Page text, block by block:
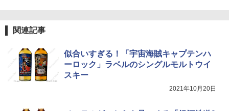
関連記事
似合いすぎる！「宇宙海賊キャプテンハ
ーロック」ラベルのシングルモルトウイ
スキー
2021年10月20日